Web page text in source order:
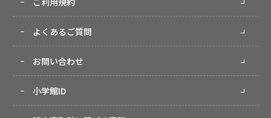
よくあるご質問
お問い合わせ
小学館ID